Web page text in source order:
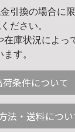
引換の場合に
ださい。
庫状況によっ
す。
条件について
法・送料につい